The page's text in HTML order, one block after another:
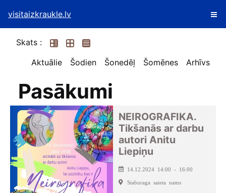
visitaizkraukle.lv
Skats :
Aktuālie
Šodien Šonedēļ Šomēnes Arhīvs
Pasākumi
NEIROGRAFIKA.
Tikšanās ar darbu
autori Anitu
Liepiņu
14.12.2024 14:00 - 16:00
Staburaga saieta nams